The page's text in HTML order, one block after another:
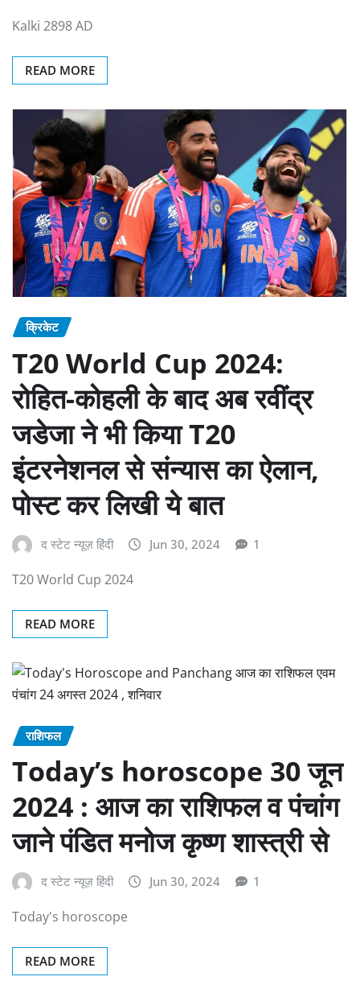
Kalki 2898 AD
READ MORE
क्रिकेट
T20 World Cup 2024:
रोहित-कोहली के बाद अब रवींद्र
जडेजा ने भी किया T20
इंटरनेशनल से संन्यास का ऐलान,
पोस्ट कर लिखी ये बात
द स्टेट न्यूज़ हिंदी Jun 30, 2024 1
T20 World Cup 2024
READ MORE
राशिफल
Today’s horoscope 30 जून
2024 : आज का राशिफल व पंचांग
जाने पंडित मनोज कृष्ण शास्त्री से
द स्टेट न्यूज़ हिंदी Jun 30, 2024 1
Today's horoscope
READ MORE